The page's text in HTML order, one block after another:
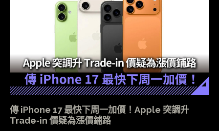
傳 iPhone 17 最快下周一加價！Apple 突調升
Trade-in 價疑為漲價鋪路